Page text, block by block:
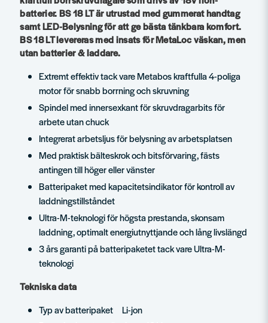
batterier. BS 18 LT är utrustad med gummerat handtag
samt LED-Belysning för att ge bästa tänkbara komfort.
BS 18 LT levereras med insats för MetaLoc väskan, men
utan batterier & laddare.
Extremt effektiv tack vare Metabos kraftfulla 4-poliga
motor för snabb borrning och skruvning
Spindel med innersexkant för skruvdragarbits för
arbete utan chuck
Integrerat arbetsljus för belysning av arbetsplatsen
Med praktisk bälteskrok och bitsförvaring, fästs
antingen till höger eller vänster
Batteripaket med kapacitetsindikator för kontroll av
laddningstillståndet
Ultra-M-teknologi för högsta prestanda, skonsam
laddning, optimalt energiutnyttjande och lång livslängd
3 års garanti på batteripaketet tack vare Ultra-M-
teknologi
Tekniska data
Typ av batteripaket Li-jon